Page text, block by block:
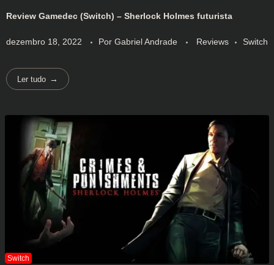
Review Gamedec (Switch) – Sherlock Holmes futurista
dezembro 18, 2022 Por Gabriel Andrade Reviews Switch
Ler tudo